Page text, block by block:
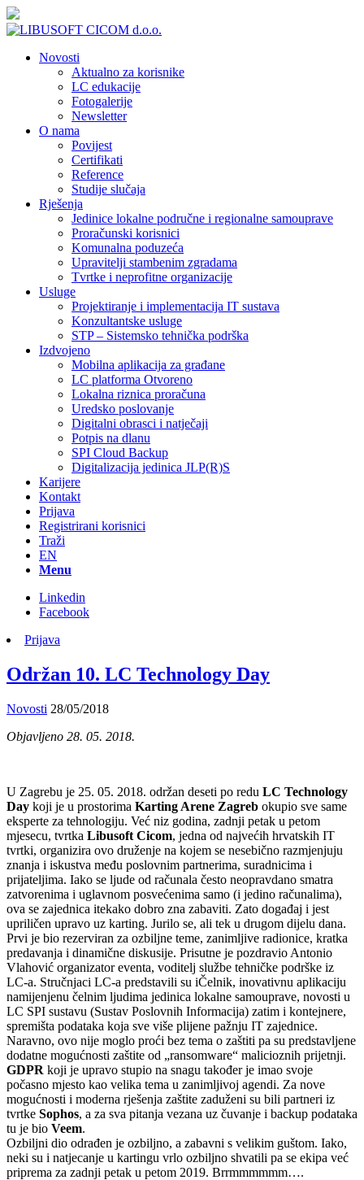
Novosti
Aktualno za korisnike
LC edukacije
Fotogalerije
Newsletter
O nama
Povijest
Certifikati
Reference
Studije slučaja
Rješenja
Jedinice lokalne područne i regionalne samouprave
Proračunski korisnici
Komunalna poduzeća
Upravitelji stambenim zgradama
Tvrtke i neprofitne organizacije
Usluge
Projektiranje i implementacija IT sustava
Konzultantske usluge
STP – Sistemsko tehnička podrška
Izdvojeno
Mobilna aplikacija za građane
LC platforma Otvoreno
Lokalna riznica proračuna
Uredsko poslovanje
Digitalni obrasci i natječaji
Potpis na dlanu
SPI Cloud Backup
Digitalizacija jedinica JLP(R)S
Karijere
Kontakt
Prijava
Registrirani korisnici
Traži
EN
Menu
Linkedin
Facebook
Prijava
Održan 10. LC Technology Day
Novosti 28/05/2018
Objavljeno 28. 05. 2018.
U Zagrebu je 25. 05. 2018. održan deseti po redu LC Technology
Day koji je u prostorima Karting Arene Zagreb okupio sve same
eksperte za tehnologiju. Već niz godina, zadnji petak u petom
mjesecu, tvrtka Libusoft Cicom, jedna od najvećih hrvatskih IT
tvrtki, organizira ovo druženje na kojem se nesebično razmjenjuju
znanja i iskustva među poslovnim partnerima, suradnicima i
prijateljima. Iako se ljude od računala često neopravdano smatra
zatvorenima i uglavnom posvećenima samo (i jedino računalima),
ova se zajednica itekako dobro zna zabaviti. Zato događaj i jest
upriličen upravo uz karting. Jurilo se, ali tek u drugom dijelu dana.
Prvi je bio rezerviran za ozbiljne teme, zanimljive radionice, kratka
predavanja i dinamične diskusije. Prisutne je pozdravio Antonio
Vlahović organizator eventa, voditelj službe tehničke podrške iz
LC-a. Stručnjaci LC-a predstavili su iČelnik, inovativnu aplikaciju
namijenjenu čelnim ljudima jedinica lokalne samouprave, novosti u
LC SPI sustavu (Sustav Poslovnih Informacija) zatim i kontejnere,
spremišta podataka koja sve više plijene pažnju IT zajednice.
Naravno, ovo nije moglo proći bez tema o zaštiti pa su predstavljene
dodatne mogućnosti zaštite od „ransomware“ malicioznih prijetnji.
GDPR koji je upravo stupio na snagu također je imao svoje
počasno mjesto kao velika tema u zanimljivoj agendi. Za nove
mogućnosti i moderna rješenja zaštite zaduženi su bili partneri iz
tvrtke Sophos, a za sva pitanja vezana uz čuvanje i backup podataka
tu je bio Veem.
Ozbiljni dio odrađen je ozbiljno, a zabavni s velikim guštom. Iako,
neki su i natjecanje u kartingu vrlo ozbiljno shvatili pa se ekipa već
priprema za zadnji petak u petom 2019. Brrmmmmmm….